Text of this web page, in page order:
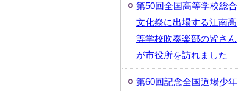
第50回全国高等学校総合
文化祭に出場する江南高
等学校吹奏楽部の皆さん
が市役所を訪れました
第60回記念全国道場少年